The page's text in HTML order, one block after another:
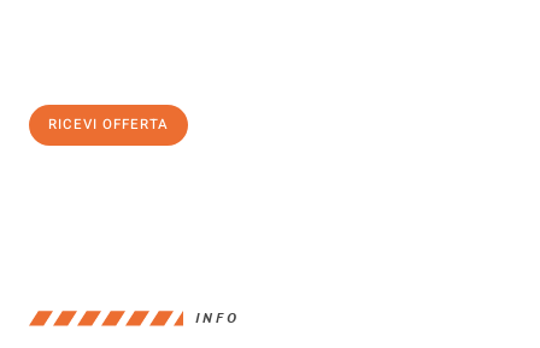
RICEVI OFFERTA
INFO